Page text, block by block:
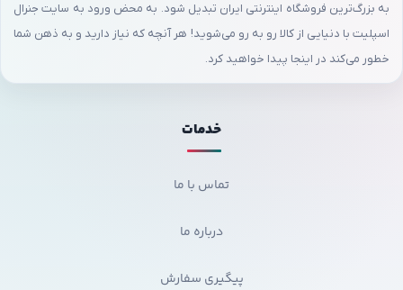
به بزرگ‌ترین فروشگاه اینترنتی ایران تبدیل شود. به محض ورود به سایت جنرال
اسپلیت با دنیایی از کالا رو به رو می‌شوید! هر آنچه که نیاز دارید و به ذهن شما
خطور می‌کند در اینجا پیدا خواهید کرد.
خدمات
تماس با ما
درباره ما
پیگیری سفارش